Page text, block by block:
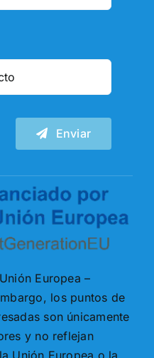
Enviar
Europea –
los puntos de
son únicamente
y no reflejan